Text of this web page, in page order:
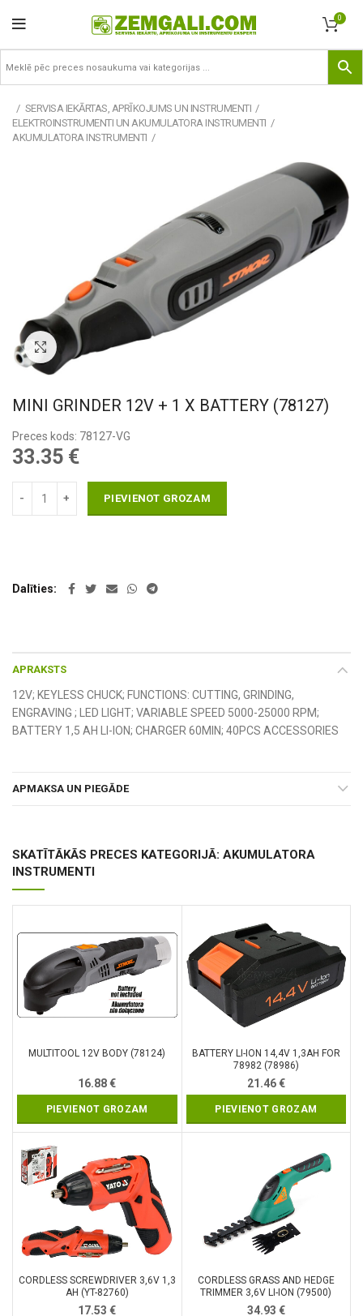
0
SERVISA IEKĀRTAS, APRĪKOJUMS UN INSTRUMENTI
ELEKTROINSTRUMENTI UN AKUMULATORA INSTRUMENTI
AKUMULATORA INSTRUMENTI
Pietuvināt
MINI GRINDER 12V + 1 X BATTERY (78127)
Preces kods: 78127-VG
33.35 €
PIEVIENOT GROZAM
Dalīties
APRAKSTS
12V; KEYLESS CHUCK; FUNCTIONS: CUTTING, GRINDING,
ENGRAVING ; LED LIGHT; VARIABLE SPEED 5000-25000 RPM;
BATTERY 1,5 AH LI-ION; CHARGER 60MIN; 40PCS ACCESSORIES
APMAKSA UN PIEGĀDE
SKATĪTĀKĀS PRECES KATEGORIJĀ: AKUMULATORA
INSTRUMENTI
MULTITOOL 12V BODY (78124)
16.88€
PIEVIENOT GROZAM
BATTERY LI-ION 14,4V 1,3AH FOR
78982 (78986)
21.46€
PIEVIENOT GROZAM
CORDLESS SCREWDRIVER 3,6V 1,3
AH (YT-82760)
17.53€
CORDLESS GRASS AND HEDGE
TRIMMER 3,6V LI-ION (79500)
34.93 €